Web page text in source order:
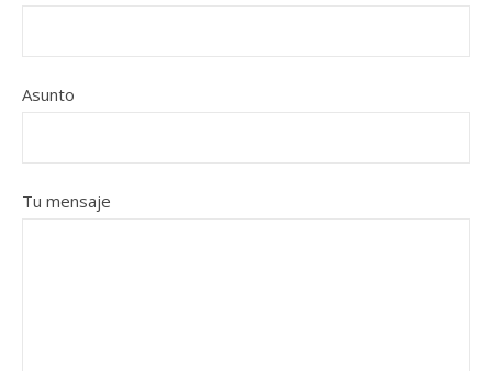
Asunto
Tu mensaje